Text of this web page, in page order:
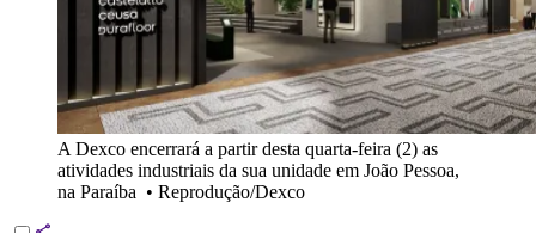
A Dexco encerrará a partir desta quarta-feira (2) as
atividades industriais da sua unidade em João Pessoa,
na Paraíba • Reprodução/Dexco